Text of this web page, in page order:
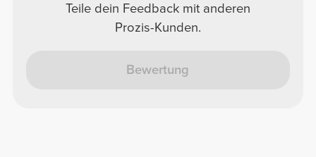
Teile dein Feedback mit anderen
Prozis-Kunden.
Bewertung